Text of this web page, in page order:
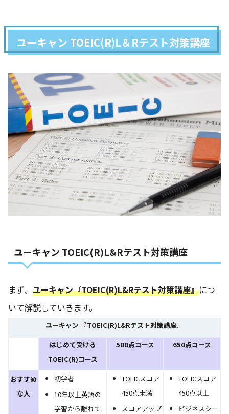
ユーキャン TOEIC(R)L＆Rテスト対策講座
ユーキャン TOEIC(R)L&Rテスト対策講座
まず、 ユーキャン『TOEIC(R)L&Rテスト対策講座』につ
いて解説していきます。
ユーキャン 『TOEIC(R)L&Rテスト対策講座』
はじめて受ける
TOEIC(R)コース
500点コース 650点コース
おすすめ
な人
初学者
10年以上英語の
学習から離れて
TOEICスコア
450点未満
スコアアップ
TOEICスコア
450点以上
ビジネスシー